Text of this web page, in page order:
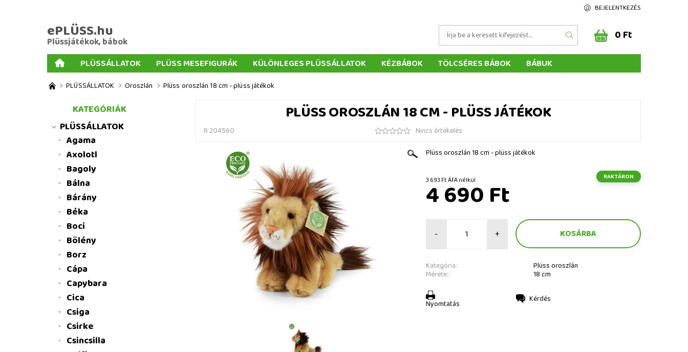
BEJELENTKEZÉS
ePLÜSS.hu
Plüssjátékok, bábok 0 Ft
PLÜSSÁLLATOK PLÜSS MESEFIGURÁK KÜLÖNLEGES PLÜSSÁLLATOK KÉZBÁBOK TÖLCSÉRES BÁBOK
BÁBUK
AJÁNDÉKOK PLÜSSÖKHÖZ
MENNYISÉGI KEDVEZMÉNYEK
ÜZLETI FELTÉTELEK
PLÜSSÁLLATOK Oroszlán Plüss oroszlán 18 cm - plüss játékok
PLÜSS OROSZLÁN 18 CM - PLÜSS JÁTÉKOK
R 204560
Nincs értékelés
Plüss oroszlán 18 cm - plüss játékok
3 693 Ft ÁFA nélkül RAKTÁRON
4 690 Ft
- +
Kategória: Plüss oroszlán
Mérete:: 18 cm
Nyomtatás Kérdés
KATEGÓRIÁK
PLÜSSÁLLATOK
Agama
Axolotl
Bagoly
Bálna
Bárány
Béka
Boci
Bölény
Borz
Cápa
Capybara
Cica
Csiga
Csirke
Csincsilla